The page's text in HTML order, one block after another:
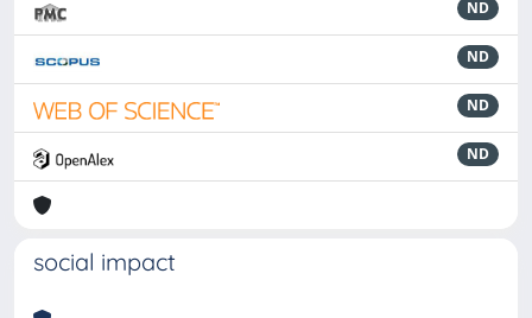
ND
ND
ND
ND
social impact